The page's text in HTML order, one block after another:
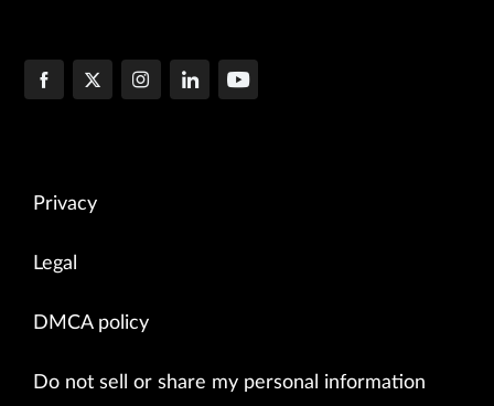
Privacy
Legal
DMCA policy
Do not sell or share my personal information